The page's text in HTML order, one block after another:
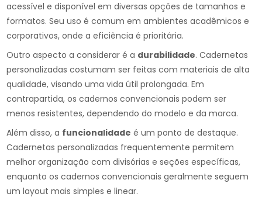
acessível e disponível em diversas opções de tamanhos e
formatos. Seu uso é comum em ambientes acadêmicos e
corporativos, onde a eficiência é prioritária.
Outro aspecto a considerar é a durabilidade. Cadernetas
personalizadas costumam ser feitas com materiais de alta
qualidade, visando uma vida útil prolongada. Em
contrapartida, os cadernos convencionais podem ser
menos resistentes, dependendo do modelo e da marca.
Além disso, a funcionalidade é um ponto de destaque.
Cadernetas personalizadas frequentemente permitem
melhor organização com divisórias e seções específicas,
enquanto os cadernos convencionais geralmente seguem
um layout mais simples e linear.